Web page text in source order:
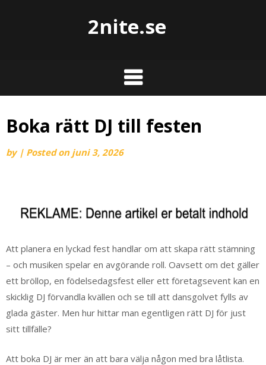
2nite.se
Boka rätt DJ till festen
by | Posted on juni 3, 2026
Att planera en lyckad fest handlar om att skapa rätt stämning
– och musiken spelar en avgörande roll. Oavsett om det gäller
ett bröllop, en födelsedagsfest eller ett företagsevent kan en
skicklig DJ förvandla kvällen och se till att dansgolvet fylls av
glada gäster. Men hur hittar man egentligen rätt DJ för just
sitt tillfälle?
Att boka DJ är mer än att bara välja någon med bra låtlista.